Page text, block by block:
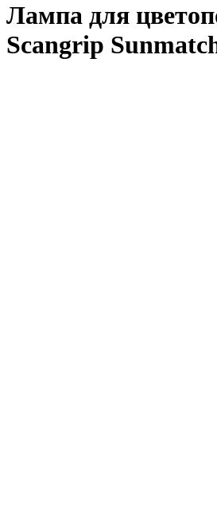
Лампа для
Scangrip